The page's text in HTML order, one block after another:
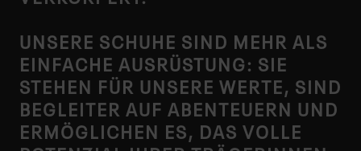
UNSERE SCHUHE SIND MEHR ALS
EINFACHE AUSRÜSTUNG: SIE
STEHEN FÜR UNSERE WERTE, SIND
BEGLEITER AUF ABENTEUERN UND
ERMÖGLICHEN ES, DAS VOLLE